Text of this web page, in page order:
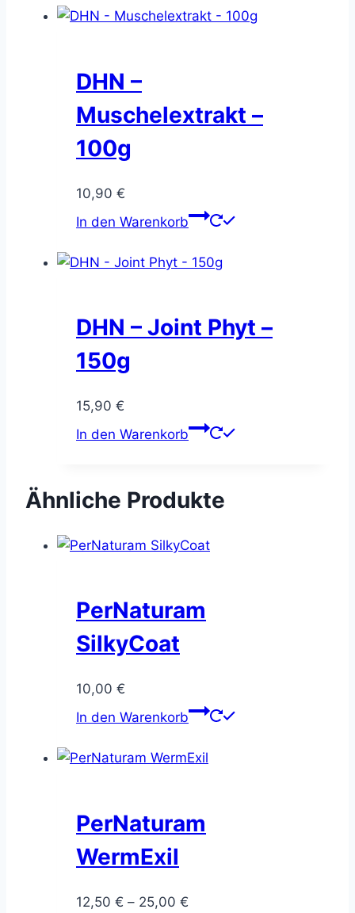
DHN –
Muschelextrakt –
100g
10,90 €
In den Warenkorb
DHN – Joint Phyt –
150g
15,90 €
In den Warenkorb
Ähnliche Produkte
PerNaturam
SilkyCoat
10,00 €
In den Warenkorb
PerNaturam
WermExil
12,50 € – 25,00 €